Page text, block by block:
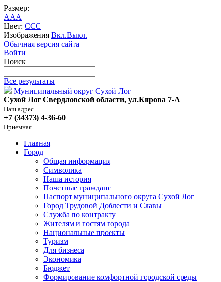
Размер:
AAA
Цвет: CCC
Изображения Вкл.Выкл.
Обычная версия сайта
Войти
Поиск
Все результаты
Муниципальный округ Сухой Лог
Сухой Лог Свердловской области, ул.Кирова 7-А
Наш адрес
+7 (34373) 4-36-60
Приемная
Главная
Город
Общая информация
Символика
Наша история
Почетные граждане
Паспорт муниципального округа Сухой Лог
Город Трудовой Доблести и Славы
Служба по контракту
Жителям и гостям города
Национальные проекты
Туризм
Для бизнеса
Экономика
Бюджет
Формирование комфортной городской среды